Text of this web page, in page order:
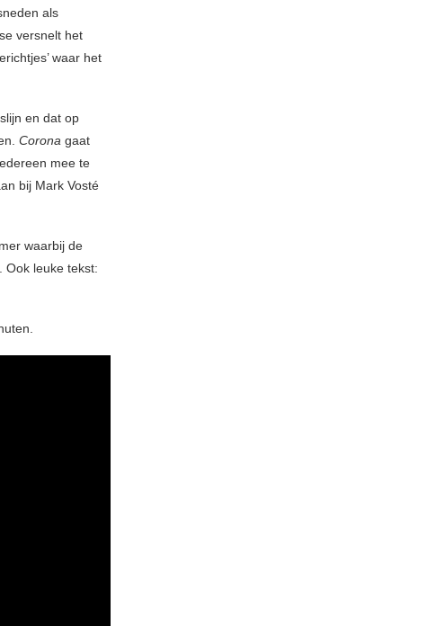
als
versnelt het
waar het
en dat op
Corona gaat
mee te
bij Mark Vosté
waarbij de
Ook leuke tekst: